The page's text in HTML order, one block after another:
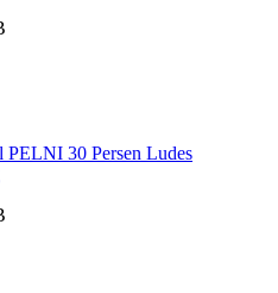
30 Persen Ludes